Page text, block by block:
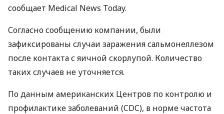
сообщает Medical News Today.
Согласно сообщению компании, были
зафиксированы случаи заражения сальмонеллезом
после контакта с яичной скорлупой. Количество
таких случаев не уточняется.
По данным американских Центров по контролю и
профилактике заболеваний (CDC), в норме частота